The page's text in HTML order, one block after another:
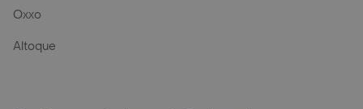
Oxxo
Altoque